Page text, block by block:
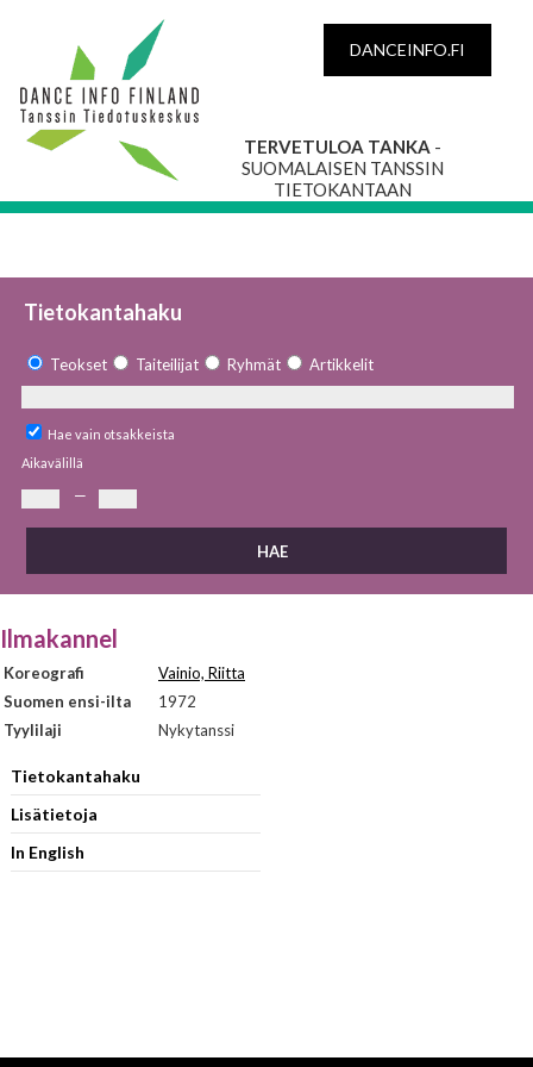
DANCEINFO.FI
TERVETULOA TANKA -
SUOMALAISEN TANSSIN
TIETOKANTAAN
Tietokantahaku
Teokset Taiteilijat Ryhmät Artikkelit
Hae vain otsakkeista
Aikavälillä
—
Ilmakannel
Koreografi
Vainio, Riitta
Suomen ensi-ilta
1972
Tyylilaji
Nykytanssi
Tietokantahaku
Lisätietoja
In English